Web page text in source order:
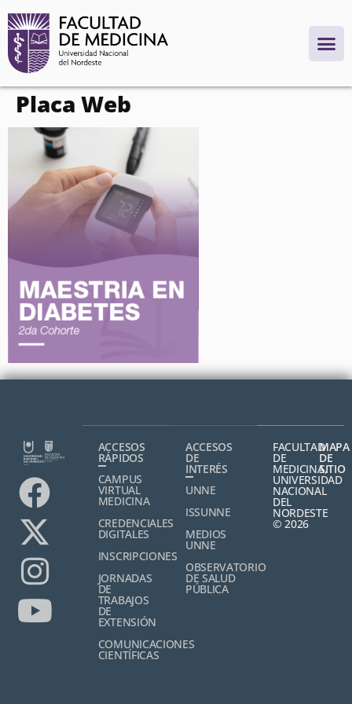
contenido
Placa Web
ACCESOS
RÁPIDOS
CAMPUS
VIRTUAL
MEDICINA
CREDENCIALES
DIGITALES
INSCRIPCIONES
JORNADAS
DE
TRABAJOS
DE
EXTENSIÓN
COMUNICACIONES
CIENTÍFICAS
ACCESOS
DE
INTERÉS
UNNE
ISSUNNE
MEDIOS
UNNE
OBSERVATORIO
DE SALUD
PÚBLICA
FACULTAD
DE
MEDICINA,
UNIVERSIDAD
NACIONAL
DEL
NORDESTE
© 2026
MAPA
DE
SITIO